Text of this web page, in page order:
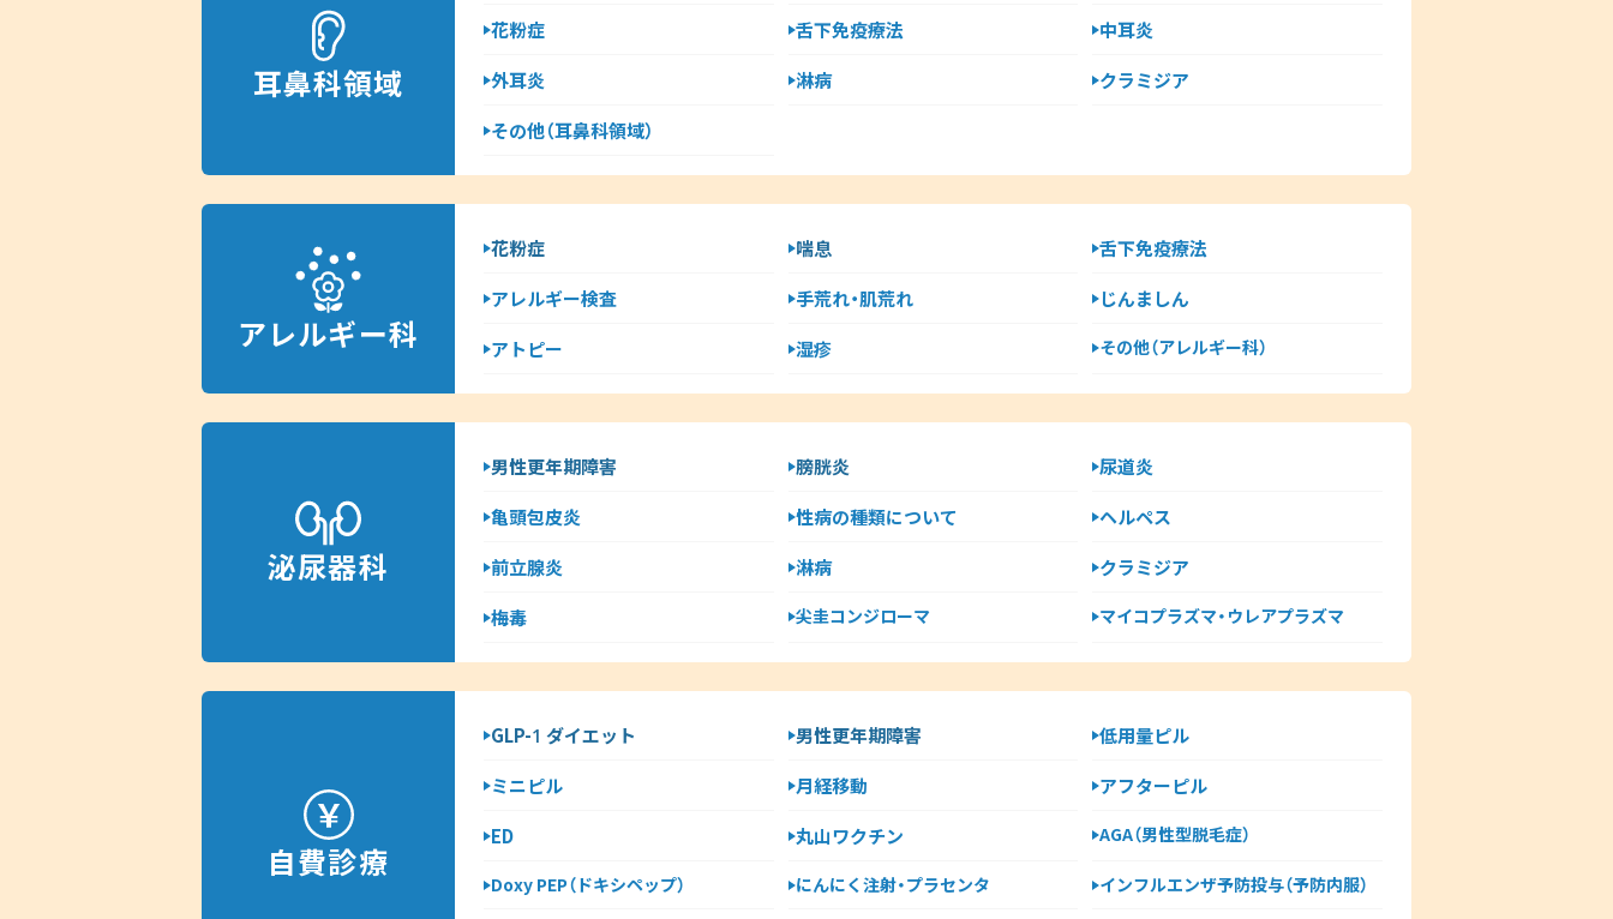
耳鼻科領域
花粉症
舌下免疫療法
中耳炎
外耳炎
淋病
クラミジア
その他（耳鼻科領域）
アレルギー科
花粉症 喘息
舌下免疫療法
アレルギー検査
手荒れ・肌荒れ
じんましん
アトピー
湿疹 その他（アレルギー科）
泌尿器科
男性更年期障害 膀胱炎
尿道炎
亀頭包皮炎
性病の種類について
ヘルペス
前立腺炎
淋病
クラミジア
梅毒
尖圭コンジローマ マイコプラズマ・ウレアプラズマ
自費診療
GLP-1 ダイエット 男性更年期障害
低用量ピル
ミニピル
月経移動
アフターピル
ED
丸山ワクチン AGA（男性型脱毛症）
Doxy PEP（ドキシペップ） にんにく注射・プラセンタ
インフルエンザ予防投与（予防内服）